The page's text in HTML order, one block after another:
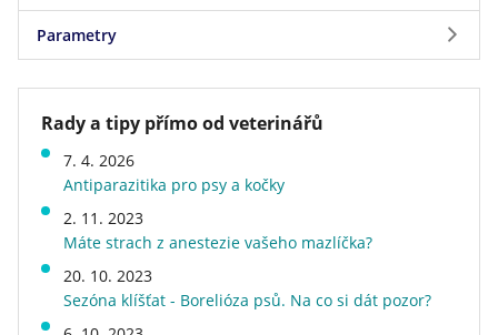
plemena psů s dlouhou srstí
FURminator® hrablo k vyčesávání podsady pro
psy středních plemen s dlouhou srstí odstraňuje
až 90 % uvolněných chlupů. Používejte na suchou
srst jednou či dvakrát týdně po dobu 10 až
20 minut.
Parametry
Parametry
Značka
FURminator
Velikost psa v dospělosti
Stáří psa
dospělý, senior
Délka a typ srsti
srst, pro tmavou srst
Druh kosmetické výbavy
Hmotnost
0,226 kg
Doprava zdarma
Rady a tipy přímo od veterinářů
7. 4. 2026
Antiparazitika pro psy a kočky
2. 11. 2023
Máte strach z anestezie vašeho mazlíčka?
20. 10. 2023
Sezóna klíšťat - Borelióza psů. Na co si dát pozor?